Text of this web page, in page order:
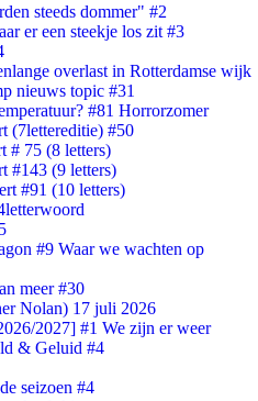
steeds dommer" #2
er een steekje los zit #3
overlast in Rotterdamse wijk
nieuws topic #31
#81 Horrorzomer
(7lettereditie) #50
# 75 (8 letters)
#143 (9 letters)
#91 (10 letters)
#9 Waar we wachten op
meer #30
Nolan) 17 juli 2026
2027] #1 We zijn er weer
& Geluid #4
seizoen #4